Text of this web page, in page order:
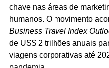
Para Guto Guedes,
deste acordo representa
empresas de cenografia e
principalmente, para os
montagem e na
chave nas áreas de
humanos. O movimento
Business Travel Index
de US$ 2 trilhões anuais
viagens corporativas até